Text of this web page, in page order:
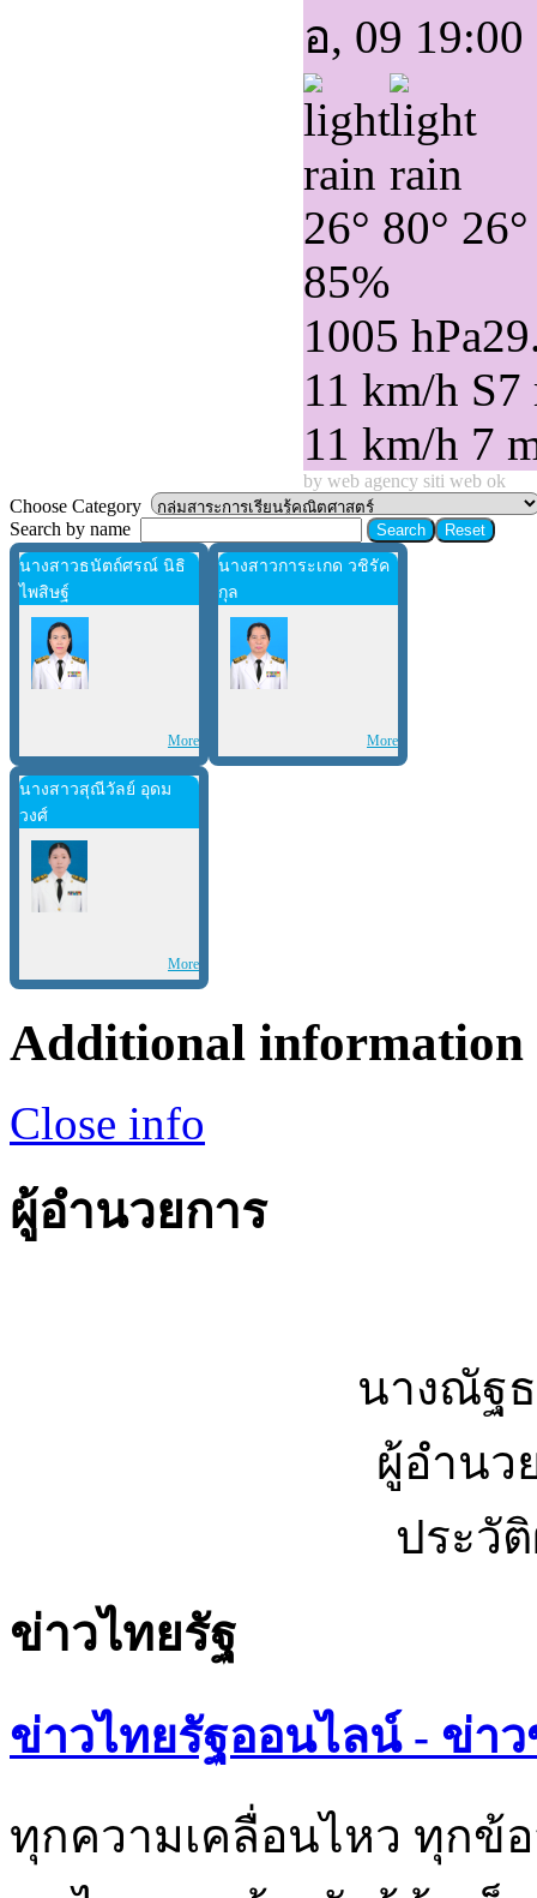
อ, 09 19:00
26° 80° 26°
85%
1005 hPa
11 km/h S7
11 km/h 7
by web agency siti web ok
Choose Category
Search by name
นางสาวธนัตถ์ศรณ์ นิธิ
ไพสิษฐ์
More
นางสาวการะเกด วชิรัค
กุล
More
นางสาวสุณีวัลย์ อุดม
วงศ์
More
Additional information
Close info
ผู้อำนวยการ
นางณัฐ
ผู้อำนว
ประวั
ข่าวไทยรัฐ
ข่าวไทยรัฐออนไลน์ - ข่า
ทุกความเคลื่อนไหว ทุกข้